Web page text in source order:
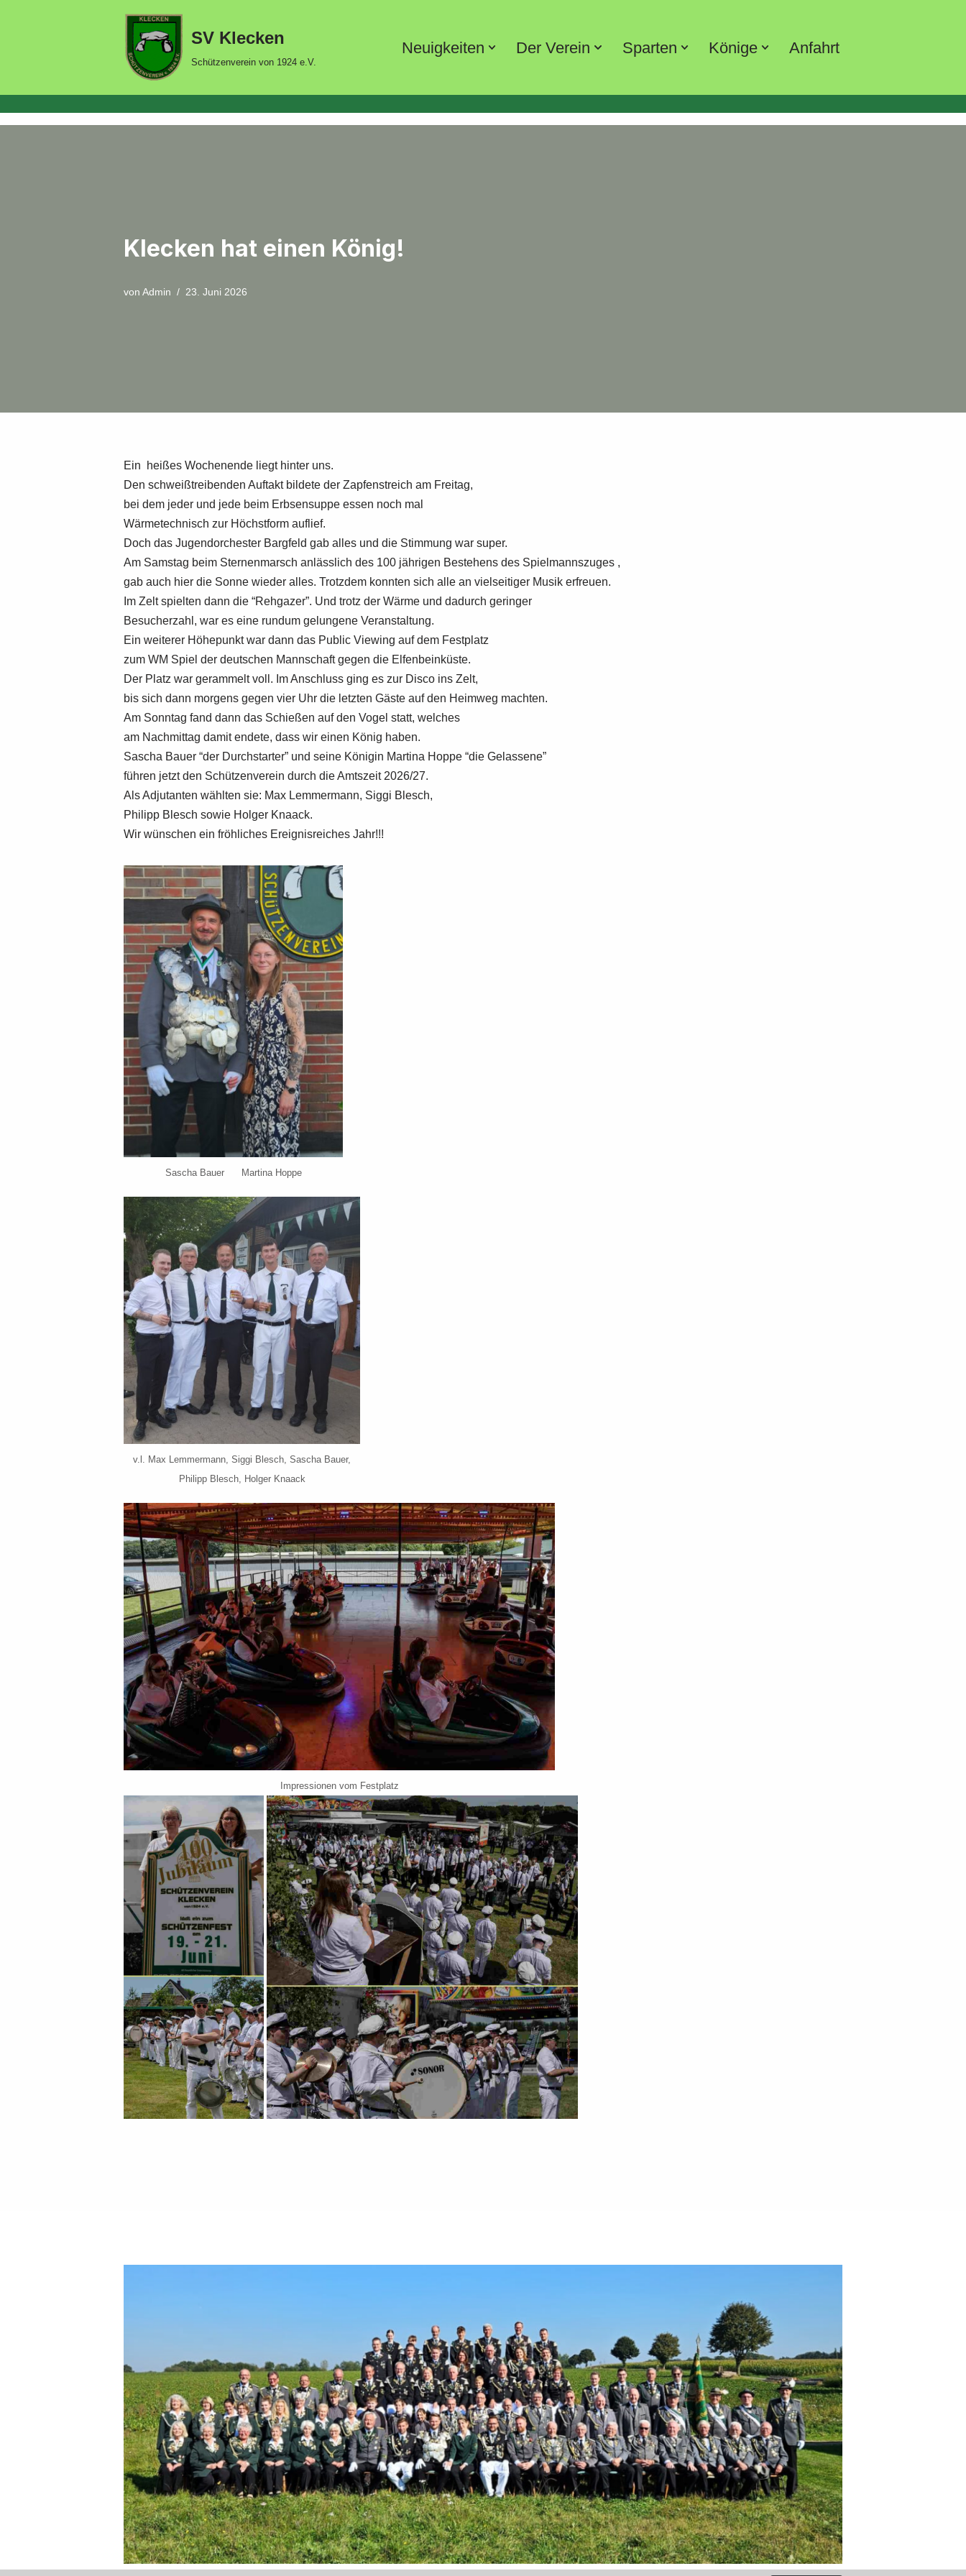
SV Klecken
Schützenverein von 1924 e.V.
Neuigkeiten Der Verein Sparten Könige Anfahrt
Klecken hat einen König!
von Admin 23. Juni 2026
Ein heißes Wochenende liegt hinter uns.
Den schweißtreibenden Auftakt bildete der Zapfenstreich am Freitag,
bei dem jeder und jede beim Erbsensuppe essen noch mal
Wärmetechnisch zur Höchstform auflief.
Doch das Jugendorchester Bargfeld gab alles und die Stimmung war super.
Am Samstag beim Sternenmarsch anlässlich des 100 jährigen Bestehens des Spielmannszuges ,
gab auch hier die Sonne wieder alles. Trotzdem konnten sich alle an vielseitiger Musik erfreuen.
Im Zelt spielten dann die “Rehgazer”. Und trotz der Wärme und dadurch geringer
Besucherzahl, war es eine rundum gelungene Veranstaltung.
Ein weiterer Höhepunkt war dann das Public Viewing auf dem Festplatz
zum WM Spiel der deutschen Mannschaft gegen die Elfenbeinküste.
Der Platz war gerammelt voll. Im Anschluss ging es zur Disco ins Zelt,
bis sich dann morgens gegen vier Uhr die letzten Gäste auf den Heimweg machten.
Am Sonntag fand dann das Schießen auf den Vogel statt, welches
am Nachmittag damit endete, dass wir einen König haben.
Sascha Bauer “der Durchstarter” und seine Königin Martina Hoppe “die Gelassene”
führen jetzt den Schützenverein durch die Amtszeit 2026/27.
Als Adjutanten wählten sie: Max Lemmermann, Siggi Blesch,
Philipp Blesch sowie Holger Knaack.
Wir wünschen ein fröhliches Ereignisreiches Jahr!!!
Sascha Bauer Martina Hoppe
v.l. Max Lemmermann, Siggi Blesch, Sascha Bauer,
Philipp Blesch, Holger Knaack
Impressionen vom Festplatz